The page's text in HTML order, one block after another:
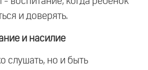
и доверять.
и насилие
слушать, но и быть